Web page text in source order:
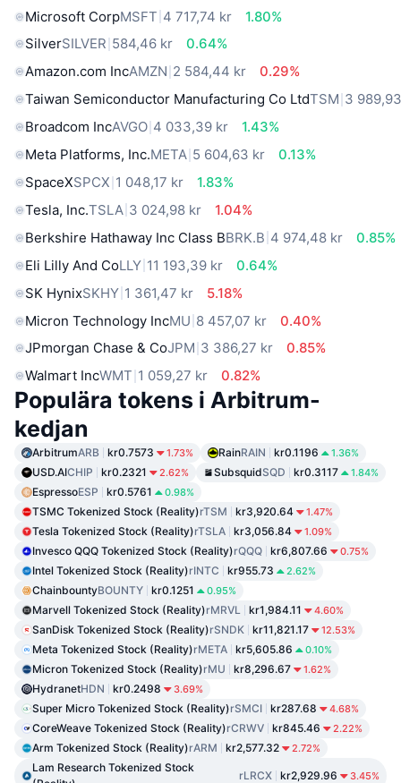
Microsoft CorpMSFT 4 717,74 kr
1.80%
SilverSILVER 584,46 kr
0.64%
Amazon.com IncAMZN 2 584,44 kr
0.29%
Taiwan Semiconductor Manufacturing Co LtdTSM 3
Broadcom IncAVGO 4 033,39 kr
1.43%
Meta Platforms, Inc.META 5 604,63 kr
0.13%
SpaceXSPCX 1 048,17 kr
1.83%
Tesla, Inc.TSLA 3 024,98 kr
1.04%
Berkshire Hathaway Inc Class BBRK.B 4 974,48 kr
0.85%
Eli Lilly And CoLLY 11 193,39 kr
0.64%
SK HynixSKHY 1 361,47 kr
5.18%
Micron Technology IncMU 8 457,07 kr
0.40%
JPmorgan Chase & CoJPM 3 386,27 kr
0.85%
Walmart IncWMT 1 059,27 kr 0.82%
Populära tokens i Arbitrum-
kedjan
ArbitrumARB kr0.7573 1.73% RainRAIN kr0.1196 1.36%
USD.AICHIP kr0.2321 2.62% SubsquidSQD kr0.3117 1.84%
EspressoESP kr0.5761 0.98%
TSMC Tokenized Stock (Reality)rTSM kr3,920.64 1.47%
Tesla Tokenized Stock (Reality)rTSLA kr3,056.84 1.09%
Invesco QQQ Tokenized Stock (Reality)rQQQ kr6,807.66 0.75%
Intel Tokenized Stock (Reality)rINTC kr955.73 2.62%
ChainbountyBOUNTY kr0.1251 0.95%
Marvell Tokenized Stock (Reality)rMRVL kr1,984.11 4.60%
SanDisk Tokenized Stock (Reality)rSNDK kr11,821.17 12.53%
Meta Tokenized Stock (Reality)rMETA kr5,605.86 0.10%
Micron Tokenized Stock (Reality)rMU kr8,296.67 1.62%
HydranetHDN kr0.2498 3.69%
Super Micro Tokenized Stock (Reality)rSMCI kr287.68 4.68%
CoreWeave Tokenized Stock (Reality)rCRWV kr845.46 2.22%
Arm Tokenized Stock (Reality)rARM kr2,577.32 2.72%
Lam Research Tokenized Stock
rLRCX kr2,929.96 3.45%